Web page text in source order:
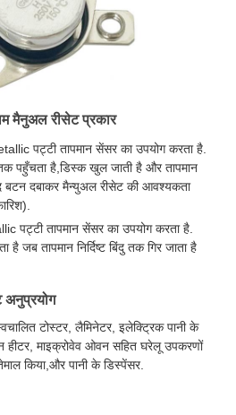
मैनुअल रीसेट प्रकार
पट्टी तापमान सेंसर का उपयोग करता है.
तक पहुँचता है,डिस्क खुल जाती है और तापमान
बटन दबाकर मैन्युअल रीसेट की आवश्यकता
पट्टी तापमान सेंसर का उपयोग करता है.
जब तापमान निर्दिष्ट बिंदु तक गिर जाता है
अनुप्रयोग
टोस्टर, लैमिनेटर, इलेक्ट्रिक पानी के
हीटर, माइक्रोवेव ओवन सहित घरेलू उपकरणों
किया,और पानी के डिस्पेंसर.